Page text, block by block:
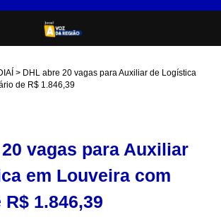
DHL abre 20 vagas para Auxiliar de Logística
de R$ 1.846,39
vagas para Auxiliar
em Louveira com
1.846,39